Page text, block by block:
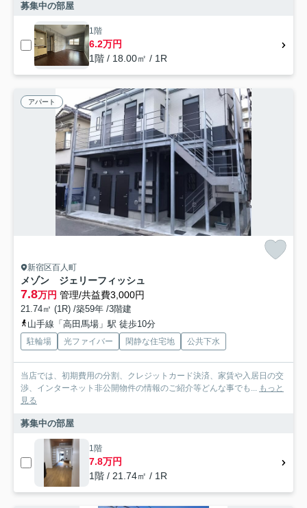
募集中の部屋
1階
6.2万円
1階 / 18.00㎡ / 1R
アパート
新宿区百人町
メゾン ジェリーフィッシュ
7.8万円 管理/共益費3,000円
21.74㎡ (1R) /築59年 /3階建
山手線「高田馬場」駅 徒歩10分
駐輪場 光ファイバー 閑静な住宅地 公共下水
当店では、初期費用の分割、クレジットカード決済、家賃や入居日の交
渉、インターネット非公開物件の情報のご紹介等どんな事でも... もっと
見る
募集中の部屋
1階
7.8万円
1階 / 21.74㎡ / 1R